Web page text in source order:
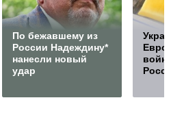
По бежавшему из
России Надеждину*
нанесли новый
удар